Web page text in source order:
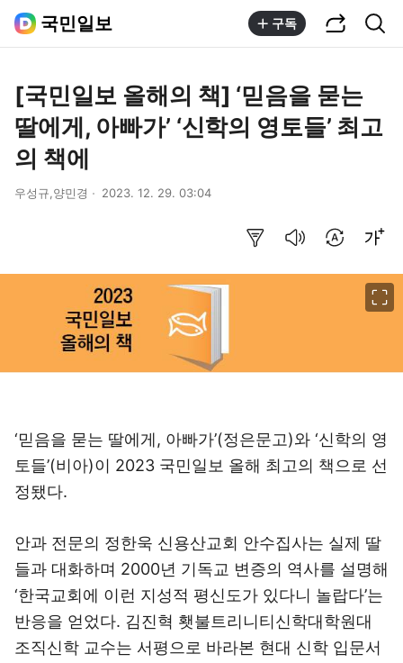
국민일보 구독
[국민일보 올해의 책] ‘믿음을 묻는
딸에게, 아빠가’ ‘신학의 영토들’ 최고
의 책에
우성규,양민경 2023. 12. 29. 03:04
‘믿음을 묻는 딸에게, 아빠가’(정은문고)와 ‘신학의 영
토들’(비아)이 2023 국민일보 올해 최고의 책으로 선
정됐다.
안과 전문의 정한욱 신용산교회 안수집사는 실제 딸
들과 대화하며 2000년 기독교 변증의 역사를 설명해
‘한국교회에 이런 지성적 평신도가 있다니 놀랍다’는
반응을 얻었다. 김진혁 횃불트리니티신학대학원대
조직신학 교수는 서평으로 바라본 현대 신학 입문서